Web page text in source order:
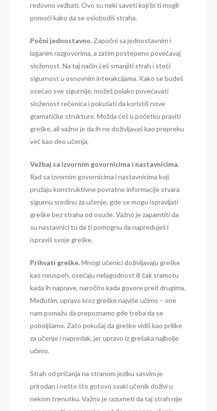
redovno vežbati. Ovo su neki saveti koji bi ti mogli
pomoći kako da se oslobodiš straha.
Počni jednostavno. Započni sa jednostavnim i
laganim razgovorima, a zatim postepeno povećavaj
složenost. Na taj način ćeš smanjiti strah i steći
sigurnost u osnovnim interakcijama. Kako se budeš
osećao sve sigurnije, možeš polako povećavati
složenost rečenica i pokušati da koristiš nove
gramatičke strukture. Možda ćeš u početku praviti
greške, ali važno je da ih ne doživljavaš kao prepreku
već kao deo učenja.
Vežbaj sa izvornim govornicima i nastavnicima.
Rad sa izvornim govornicima i nastavnicima koji
pružaju konstruktivne povratne informacije stvara
sigurnu sredinu za učenje, gde se mogu ispravljati
greške bez straha od osude. Važno je zapamtiti da
su nastavnici tu da ti pomognu da napreduješ i
ispraviš svoje greške.
Prihvati greške.Mnogi učenici doživljavaju greške
kao neuspeh, osećaju nelagodnost ili čak sramotu
kada ih naprave, naročito kada govore pred drugima.
Međutim, upravo kroz greške najviše učimo – one
nam pomažu da prepoznamo gde treba da se
poboljšamo. Zato pokušaj da greške vidiš kao prilike
za učenje i napredak, jer upravo iz grešaka najbolje
učimo.
Strah od pričanja na stranom jeziku sasvim je
prirodan i nešto što gotovo svaki učenik doživi u
nekom trenutku. Važno je razumeti da taj strah nije